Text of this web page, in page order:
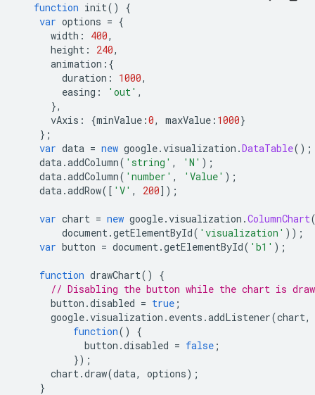
function init()
{
var options = {
width : 400,
height : 240,
animation :{
duration : 1000,
easing : 'out' ,
},
vAxis : {minValue :0, maxValue : 1000}
};
var data = new google.visualization .DataTable();
data.addColumn( 'string' , 'N' );
data.addColumn( 'number' , 'Value' );
data.addRow([ 'V' , 200]);
var chart = new google.visualization .ColumnChart
document.getElementById( 'visualization' ));
var button = document.getElementById( 'b1' );
function drawChart()
{
// Disabling the button while the chart is
button .disabled = true ;
google.visualization . events .addListener(chart,
function()
{
button .disabled = false ;
});
chart.draw(data, options);
}